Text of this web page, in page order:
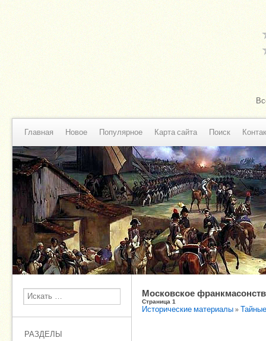
Главная Новое Популярное Карта сайта Поиск
Поиск
РАЗДЕЛЫ
Московское
Страница 1
Исторические материалы »